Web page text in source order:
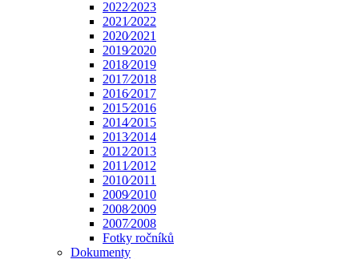
2022⁄2023
2021⁄2022
2020⁄2021
2019⁄2020
2018⁄2019
2017⁄2018
2016⁄2017
2015⁄2016
2014⁄2015
2013⁄2014
2012⁄2013
2011⁄2012
2010⁄2011
2009⁄2010
2008⁄2009
2007⁄2008
Fotky ročníků
Dokumenty